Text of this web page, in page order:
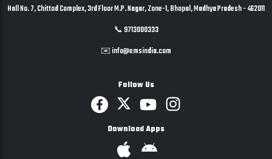
Hall No. 7, Chittod Complex, 3rd Floor M.P. Nagar, Zone-1, Bhopal, Madhya Pradesh - 462011
📞 9713000333
✉️ info@emsindia.com
Follow Us
Download Apps